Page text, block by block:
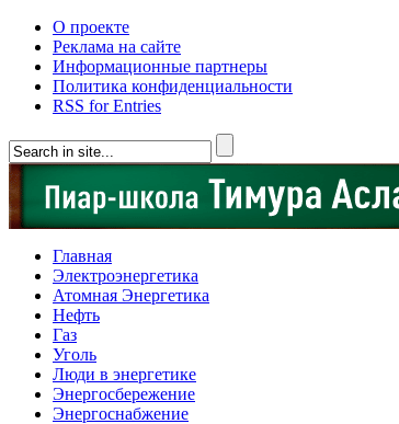
О проекте
Реклама на сайте
Информационные партнеры
Политика конфиденциальности
RSS for Entries
Главная
Электроэнергетика
Атомная Энергетика
Нефть
Газ
Уголь
Люди в энергетике
Энергосбережение
Энергоснабжение